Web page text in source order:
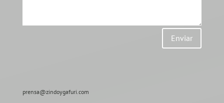
Enviar
prensa@zindoygafuri.com